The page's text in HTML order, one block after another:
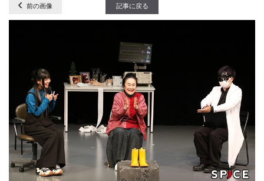
前の画像 記事に戻る